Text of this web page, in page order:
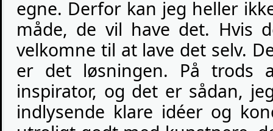
egne. Derfor kan jeg heller
måde, de vil have det. Hvis
velkomne til at lave det selv.
er det løsningen. På
inspirator, og det er sådan,
indlysende klare idéer og